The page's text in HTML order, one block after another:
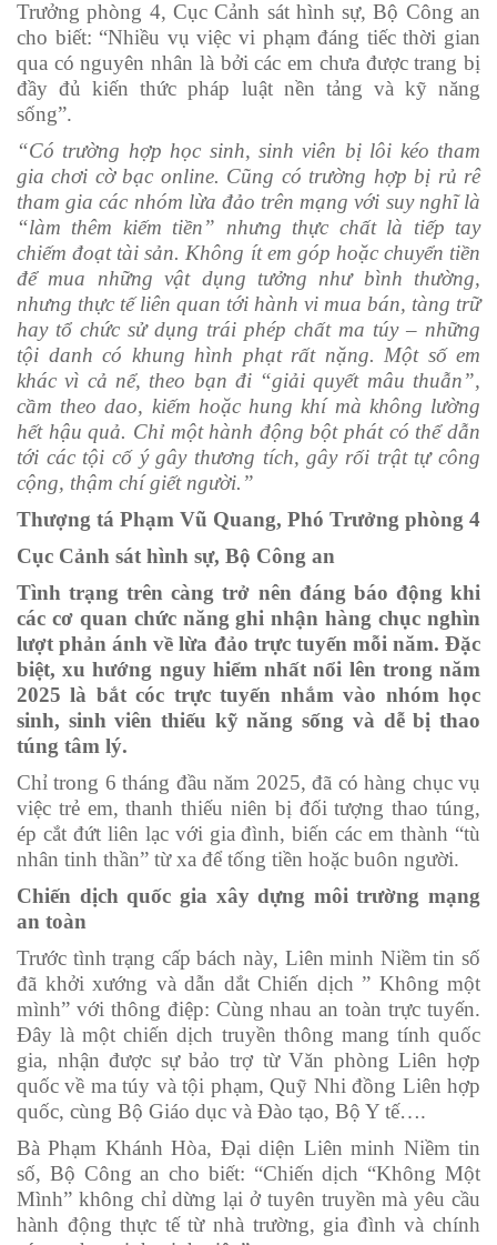
Trưởng phòng 4, Cục Cảnh sát hình sự, Bộ Công an
cho biết: “Nhiều vụ việc vi phạm đáng tiếc thời gian
qua có nguyên nhân là bởi các em chưa được trang bị
đầy đủ kiến thức pháp luật nền tảng và kỹ năng
sống”.
“Có trường hợp học sinh, sinh viên bị lôi kéo tham
gia chơi cờ bạc online. Cũng có trường hợp bị rủ rê
tham gia các nhóm lừa đảo trên mạng với suy nghĩ là
“làm thêm kiếm tiền” nhưng thực chất là tiếp tay
chiếm đoạt tài sản. Không ít em góp hoặc chuyển tiền
để mua những vật dụng tưởng như bình thường,
nhưng thực tế liên quan tới hành vi mua bán, tàng trữ
hay tổ chức sử dụng trái phép chất ma túy – những
tội danh có khung hình phạt rất nặng. Một số em
khác vì cả nể, theo bạn đi “giải quyết mâu thuẫn”,
cầm theo dao, kiếm hoặc hung khí mà không lường
hết hậu quả. Chỉ một hành động bột phát có thể dẫn
tới các tội cố ý gây thương tích, gây rối trật tự công
cộng, thậm chí giết người.”
Thượng tá Phạm Vũ Quang, Phó Trưởng phòng 4
Cục Cảnh sát hình sự, Bộ Công an
Tình trạng trên càng trở nên đáng báo động khi
các cơ quan chức năng ghi nhận hàng chục nghìn
lượt phản ánh về lừa đảo trực tuyến mỗi năm. Đặc
biệt, xu hướng nguy hiểm nhất nổi lên trong năm
2025 là bắt cóc trực tuyến nhắm vào nhóm học
sinh, sinh viên thiếu kỹ năng sống và dễ bị thao
túng tâm lý.
Chỉ trong 6 tháng đầu năm 2025, đã có hàng chục vụ
việc trẻ em, thanh thiếu niên bị đối tượng thao túng,
ép cắt đứt liên lạc với gia đình, biến các em thành “tù
nhân tinh thần” từ xa để tống tiền hoặc buôn người.
Chiến dịch quốc gia xây dựng môi trường mạng
an toàn
Trước tình trạng cấp bách này, Liên minh Niềm tin số
đã khởi xướng và dẫn dắt Chiến dịch ” Không một
mình” với thông điệp: Cùng nhau an toàn trực tuyến.
Đây là một chiến dịch truyền thông mang tính quốc
gia, nhận được sự bảo trợ từ Văn phòng Liên hợp
quốc về ma túy và tội phạm, Quỹ Nhi đồng Liên hợp
quốc, cùng Bộ Giáo dục và Đào tạo, Bộ Y tế….
Bà Phạm Khánh Hòa, Đại diện Liên minh Niềm tin
số, Bộ Công an cho biết: “Chiến dịch “Không Một
Mình” không chỉ dừng lại ở tuyên truyền mà yêu cầu
hành động thực tế từ nhà trường, gia đình và chính